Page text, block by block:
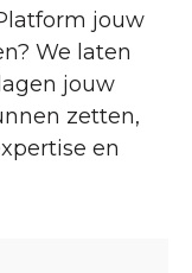
jouw
We laten
jouw
zetten,
en